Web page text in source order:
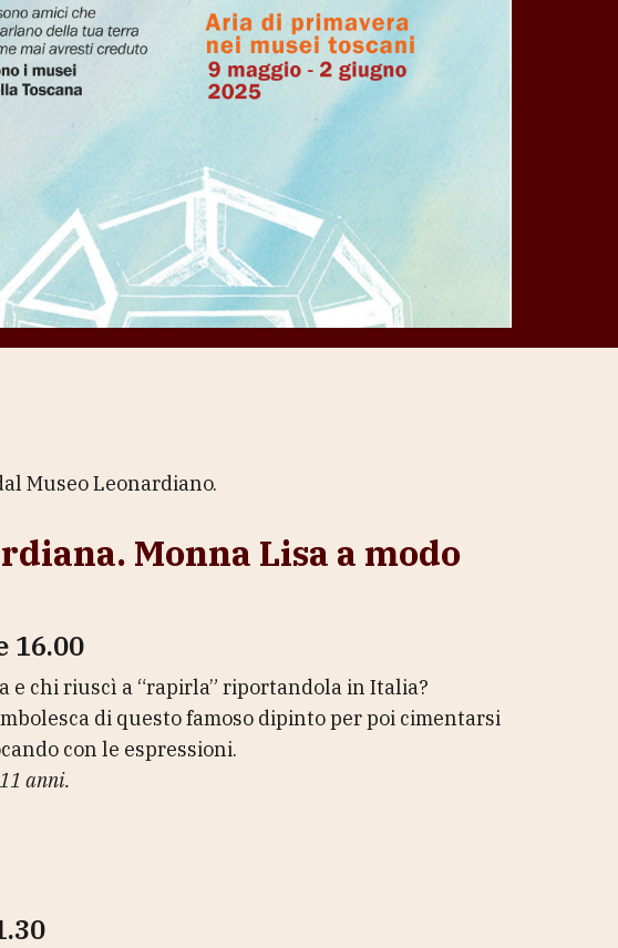
Museo Leonardiano.
Monna Lisa a modo
16.00
e chi riuscì a “rapirla” riportandola in Italia?
di questo famoso dipinto per poi cimentarsi
con le espressioni.
anni.